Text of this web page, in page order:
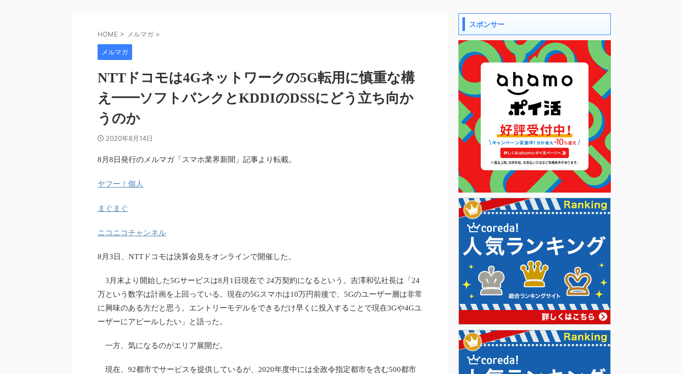
HOME > メルマガ >
メルマガ
NTTドコモは4Gネットワークの5G転用に慎重な構
え━━ソフトバンクとKDDIのDSSにどう立ち向か
うのか
2020年8月14日
8月8日発行のメルマガ「スマホ業界新聞」記事より転載。
ヤフー！個人
まぐまぐ
ニコニコチャンネル
8月3日、NTTドコモは決算会見をオンラインで開催した。
3月末より開始した5Gサービスは8月1日現在で 24万契約になるという。吉澤和弘社長は「24
万という数字は計画を上回っている。現在の5Gスマホは10万円前後で、5Gのユーザー層は非常
に興味のある方だと思う。エントリーモデルをできるだけ早くに投入することで現在3Gや4Gユ
ーザーにアピールしたい」と語った。
一方、気になるのがエリア展開だ。
現在、92都市でサービスを提供しているが、2020年度中には全政令指定都市を含む500都市
スポンサー